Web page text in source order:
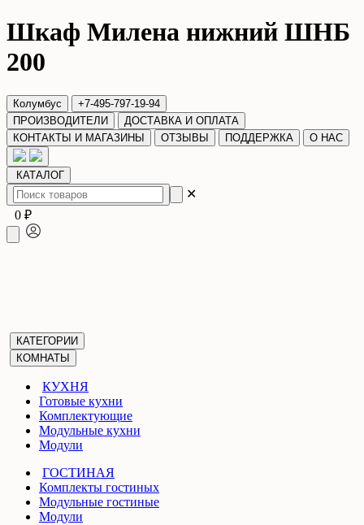
Шкаф Милена нижний ШНБ
200
Колумбус
+7-495-797-19-94
ПРОИЗВОДИТЕЛИ
ДОСТАВКА И ОПЛАТА
КОНТАКТЫ И МАГАЗИНЫ
ОТЗЫВЫ ПОДДЕРЖКА О НАС
КАТАЛОГ
✕
0 ₽
КАТЕГОРИИ
КОМНАТЫ
КУХНЯ
Готовые кухни
Комплектующие
Модульные кухни
Модули
ГОСТИНАЯ
Комплекты гостиных
Модульные гостиные
Модули